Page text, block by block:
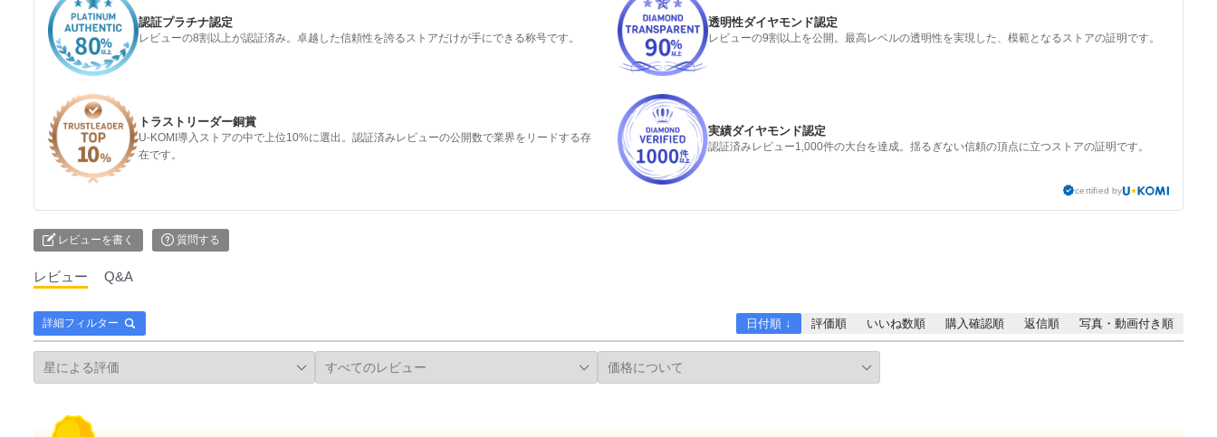
認証プラチナ認定
レビューの8割以上が認証済み。卓越した信頼性を誇るストアだけが手にできる称号です。
透明性ダイヤモンド認定
レビューの9割以上を公開。最高レベルの透明性を実現した、模範となるストアの証明です。
トラストリーダー銅賞
U-KOMI導入ストアの中で上位10%に選出。認証済みレビューの公開数で業界をリードする存
在です。
実績ダイヤモンド認定
認証済みレビュー1,000件の大台を達成。揺るぎない信頼の頂点に立つストアの証明です。
certified by
レビューを書く 質問する
レビュー Q&A
詳細フィルター 日付順 ↓ 評価順 いいね数順 購入確認順 返信順 写真・動画付き順